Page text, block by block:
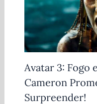
Avatar 3: Fogo
Cameron
Surpreender!